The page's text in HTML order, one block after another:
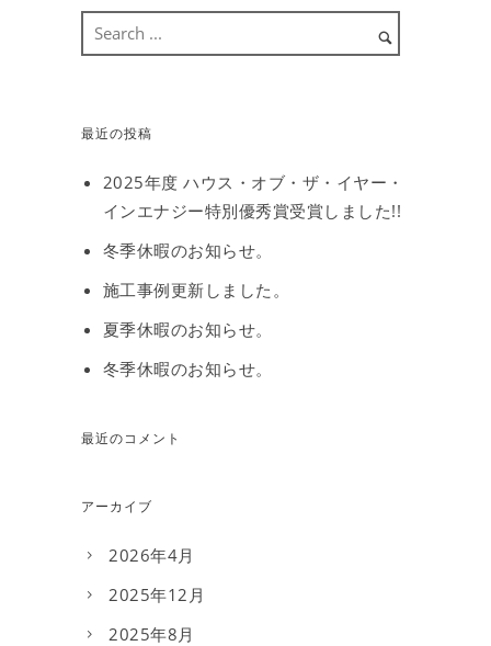
最近の投稿
2025年度 ハウス・オブ・ザ・イヤー・
インエナジー特別優秀賞受賞しました!!
冬季休暇のお知らせ。
施工事例更新しました。
夏季休暇のお知らせ。
冬季休暇のお知らせ。
最近のコメント
アーカイブ
2026年4月
2025年12月
2025年8月